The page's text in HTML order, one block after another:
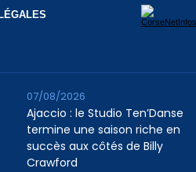
Ajaccio : le Studio Ten’Danse
termine une saison riche en
succès aux côtés de Billy
Crawford
07/08/2026